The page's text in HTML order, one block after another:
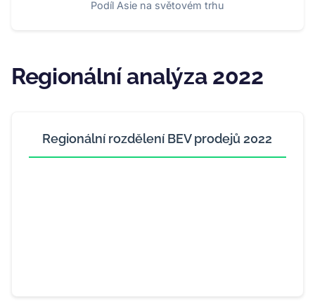
Podíl Asie na světovém trhu
Regionální analýza 2022
Regionální rozdělení BEV prodejů 2022